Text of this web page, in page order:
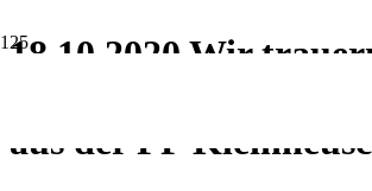
18.10.2020 Wir
aus der FF